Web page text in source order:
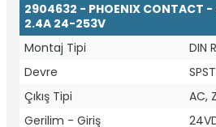
2904632 - PHOENIX CONTACT -
2.4A 24-253V
Montaj Tipi
DIN
Devre
Çıkış Tipi
AC,
Gerilim - Giriş